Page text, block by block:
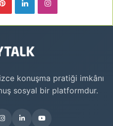
konuşma pratiği imkânı
sosyal bir platformdur.